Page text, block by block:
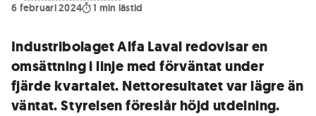
6 februari 2024
1 min lästid
Industribolaget Alfa Laval redovisar en
omsättning i linje med förväntat under
fjärde kvartalet. Nettoresultatet var lägre än
väntat. Styrelsen föreslår höjd utdelning.